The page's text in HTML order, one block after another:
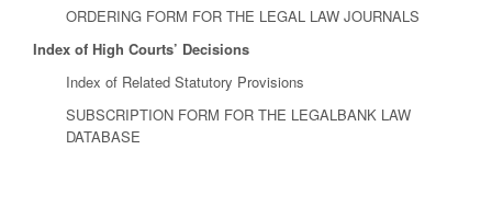
ORDERING FORM FOR THE LEGAL LAW JOURNALS
Index of High Courts’ Decisions
Index of Related Statutory Provisions
SUBSCRIPTION FORM FOR THE LEGALBANK LAW
DATABASE